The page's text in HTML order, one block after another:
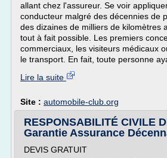
allant chez l'assureur. Se voir
conducteur malgré des décennies de
des dizaines de milliers de kilomètres
tout à fait possible. Les premiers
commerciaux, les visiteurs médicaux
le transport. En fait, toute personne
Lire la suite
Site : automobile-club.org
RESPONSABILITÉ CIVILE
Garantie Assurance
DEVIS GRATUIT